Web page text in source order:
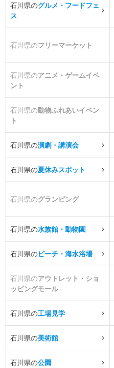
石川県のグルメ・フードフェ
ス
石川県のフリーマーケット
石川県のアニメ・ゲームイベ
ント
石川県の動物ふれあいイベン
ト
石川県の演劇・講演会
石川県の夏休みスポット
石川県のグランピング
石川県の水族館・動物園
石川県のビーチ・海水浴場
石川県のアウトレット・ショ
ッピングモール
石川県の工場見学
石川県の美術館
石川県の公園